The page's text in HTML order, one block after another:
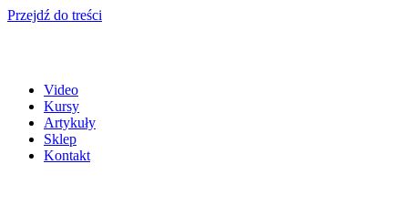
Przejdź do treści
Video
Kursy
Artykuły
Sklep
Kontakt